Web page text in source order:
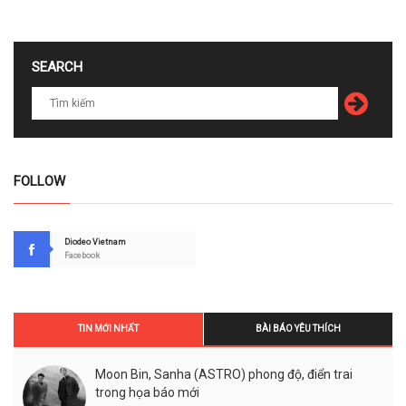
SEARCH
FOLLOW
Diodeo Vietnam
Facebook
TIN MỚI NHẤT BÀI BÁO YÊU THÍCH
Moon Bin, Sanha (ASTRO) phong độ, điển trai
trong họa báo mới